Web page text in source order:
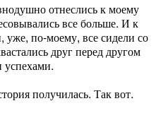
отнеслись к моему
все больше. И к
по-моему, все сидели со
друг перед другом
успехами.
получилась. Так вот.